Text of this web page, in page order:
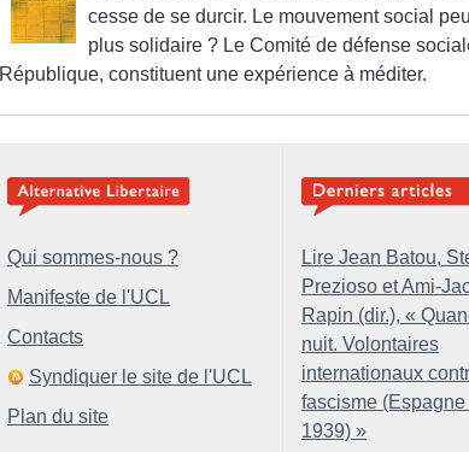
cesse de se durcir. Le mouvement social
plus solidaire ? Le Comité de défense
République, constituent une expérience à méditer.
Qui sommes-nous ?
Manifeste de l'UCL
Contacts
Syndiquer le site de l'UCL
Plan du site
Lire Jean Batou,
Prezioso et Ami-
Rapin (dir.), «
nuit. Volontaires
internationaux
fascisme
1939) »